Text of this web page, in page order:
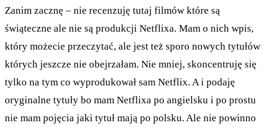
Zanim zacznę – nie recenzuję tutaj filmów które są
świąteczne ale nie są produkcji Netflixa. Mam o nich wpis,
który możecie przeczytać, ale jest też sporo nowych tytułów
których jeszcze nie obejrzałam. Nie mniej, skoncentruję się
tylko na tym co wyprodukował sam Netflix. A i podaję
oryginalne tytuły bo mam Netflixa po angielsku i po prostu
nie mam pojęcia jaki tytuł mają po polsku. Ale nie powinno